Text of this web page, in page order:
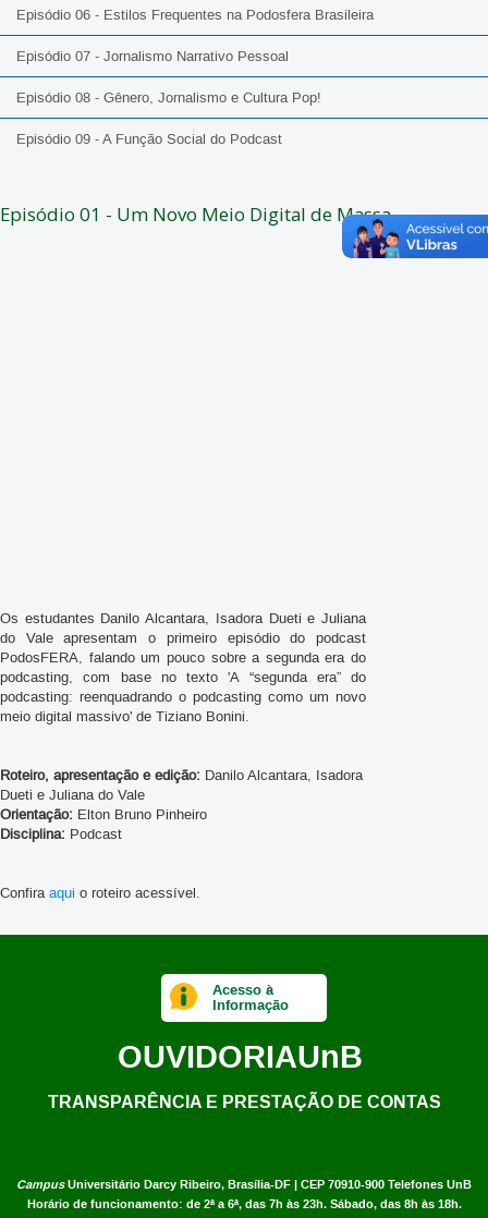
Episódio 06 - Estilos Frequentes na Podosfera Brasileira
Episódio 07 - Jornalismo Narrativo Pessoal
Episódio 08 - Gênero, Jornalismo e Cultura Pop!
Episódio 09 - A Função Social do Podcast
Episódio 01 - Um Novo Meio Digital de Massa
Os estudantes Danilo Alcantara, Isadora Dueti e Juliana
do Vale apresentam o primeiro episódio do podcast
PodosFERA, falando um pouco sobre a segunda era do
podcasting, com base no texto 'A “segunda era” do
podcasting: reenquadrando o podcasting como um novo
meio digital massivo' de Tiziano Bonini.
Roteiro, apresentação e edição: Danilo Alcantara, Isadora
Dueti e Juliana do Vale
Orientação: Elton Bruno Pinheiro
Disciplina: Podcast
Confiraaqui o roteiro acessível.
CampusUniversitário Darcy Ribeiro, Brasília-DF | CEP 70910-900 Telefones UnB
Horário de funcionamento: de 2ª a 6ª, das 7h às 23h. Sábado, das 8h às 18h.
Acesso à
Informação
OUVIDORIAUnB
TRANSPARÊNCIA E PRESTAÇÃO DE CONTAS